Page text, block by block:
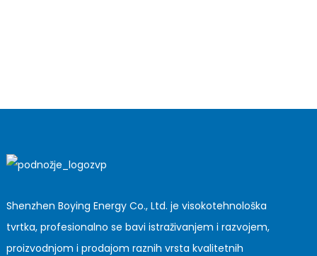
Shenzhen Boying Energy Co., Ltd. je visokotehnološka
tvrtka, profesionalno se bavi istraživanjem i razvojem,
proizvodnjom i prodajom raznih vrsta kvalitetnih